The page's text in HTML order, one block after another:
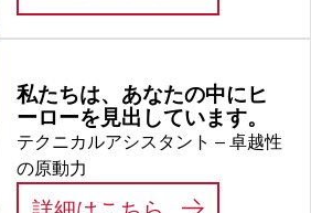
私たちは、あなたの中にヒ
ーローを見出しています。
テクニカルアシスタント – 卓越性
の原動力